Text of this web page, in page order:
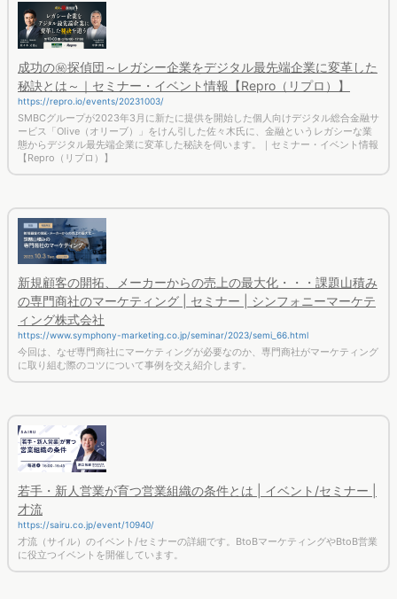
成功の㊙探偵団～レガシー企業をデジタル最先端企業に変革した
秘訣とは～｜セミナー・イベント情報【Repro（リプロ）】
https://repro.io/events/20231003/
SMBCグループが2023年3月に新たに提供を開始した個人向けデジタル総合金融サ
ービス「Olive（オリーブ）」をけん引した佐々木氏に、金融というレガシーな業
態からデジタル最先端企業に変革した秘訣を伺います。｜セミナー・イベント情報
【Repro（リプロ）】
新規顧客の開拓、メーカーからの売上の最大化・・・課題山積み
の専門商社のマーケティング | セミナー | シンフォニーマーケテ
ィング株式会社
https://www.symphony-marketing.co.jp/seminar/2023/semi_66.html
今回は、なぜ専門商社にマーケティングが必要なのか、専門商社がマーケティング
に取り組む際のコツについて事例を交え紹介します。
若手・新人営業が育つ営業組織の条件とは | イベント/セミナー |
才流
https://sairu.co.jp/event/10940/
才流（サイル）のイベント/セミナーの詳細です。BtoBマーケティングやBtoB営業
に役立つイベントを開催しています。